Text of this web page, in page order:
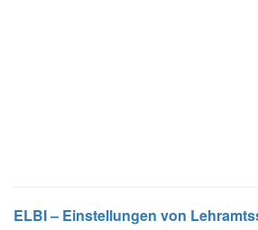
ELBI – Einstellungen von